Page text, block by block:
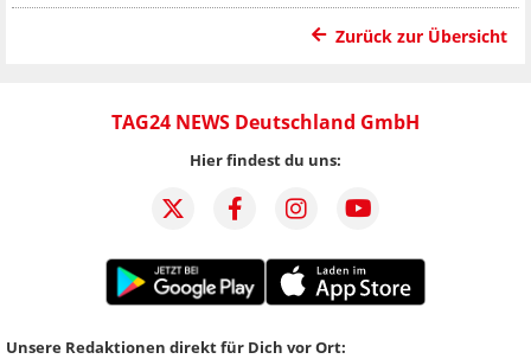
Zurück zur Übersicht
TAG24 NEWS Deutschland GmbH
Hier findest du uns:
Unsere Redaktionen direkt für Dich vor Ort: